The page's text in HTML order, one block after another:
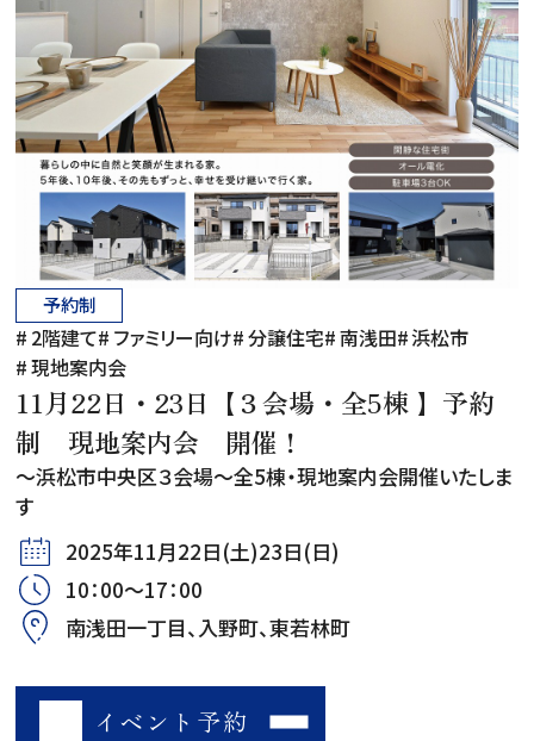
お電話でのお問い合わせ
0120-152-274
予約制
2階建て ファミリー向け 分譲住宅 南浅田 浜松市
現地案内会
11月22日・23日【３会場・全5棟 】予約
制 現地案内会 開催！
～浜松市中央区３会場～全5棟・現地案内会開催いたしま
す
2025年11月22日(土)23日(日)
10：00～17：00
南浅田一丁目、入野町、東若林町
イベント予約